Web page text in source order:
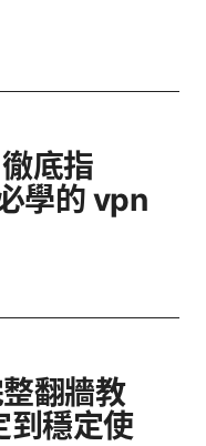
底指
學的 vpn
翻牆教
到穩定使